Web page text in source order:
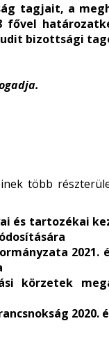
tagjait, a
bizottsági
több
és tartozékai
körzetek